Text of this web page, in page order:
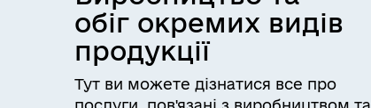
обіг окремих видів
продукції
Тут ви можете дізнатися все про